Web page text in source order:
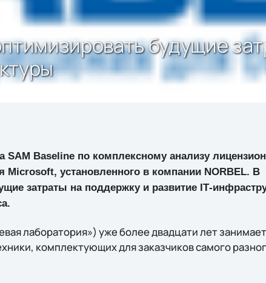
будущие
Baseline по комплексному анализу
Microsoft, установленного в компании NORBEL. В
затраты на поддержку и развитие IТ-
лаборатория») уже более двадцати лет
комплектующих для заказчиков самого